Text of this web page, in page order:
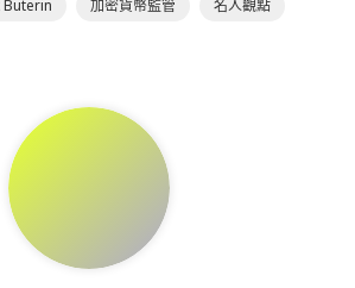
Buterin 加密貨幣監管 名人觀點